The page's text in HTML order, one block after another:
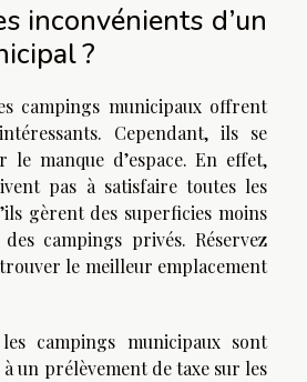
inconvénients d’un
?
campings municipaux offrent
Cependant, ils se
manque d’espace. En effet,
pas à satisfaire toutes les
gèrent des superficies moins
campings privés. Réservez
le meilleur emplacement
campings municipaux sont
un prélèvement de taxe sur les